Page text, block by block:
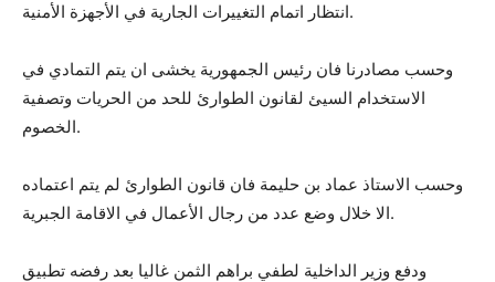
انتظار اتمام التغييرات الجارية في الأجهزة الأمنية.
وحسب مصادرنا فان رئيس الجمهورية يخشى ان يتم التمادي في
الاستخدام السيئ لقانون الطوارئ للحد من الحريات وتصفية
الخصوم.
وحسب الاستاذ عماد بن حليمة فان قانون الطوارئ لم يتم اعتماده
الا خلال وضع عدد من رجال الأعمال في الاقامة الجبرية.
ودفع وزير الداخلية لطفي براهم الثمن غاليا بعد رفضه تطبيق